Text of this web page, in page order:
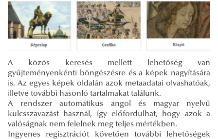
A közös keresés mellett lehetőség van
gyűjteményenkénti böngészésre és a képek nagyítására
is. Az egyes képek oldalán azok metaadatai olvashatóak,
illetve további hasonló tartalmakat találunk.
A rendszer automatikus angol és magyar nyelvű
kulcsszavazást használ, így előfordulhat, hogy azok a
valóságnak nem felelnek meg teljes mértékben.
Ingyenes regisztrációt követően további lehetőségek